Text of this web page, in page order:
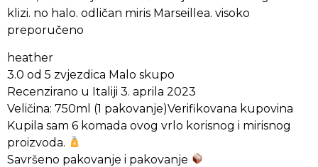
klizi. no halo. odličan miris Marseillea. visoko
preporučeno
heather
3.0 od 5 zvjezdica Malo skupo
Recenzirano u Italiji 3. aprila 2023
Veličina: 750ml (1 pakovanje)Verifikovana kupovina
Kupila sam 6 komada ovog vrlo korisnog i mirisnog
proizvoda.
Savršeno pakovanje i pakovanje